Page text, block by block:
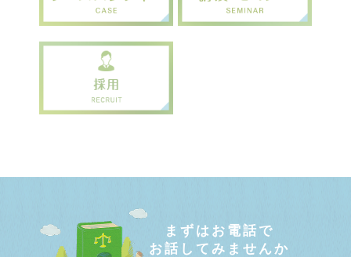
まずはお電話で
お話してみませんか